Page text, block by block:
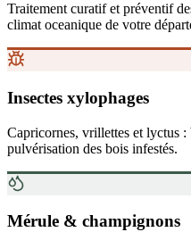
Traitement curatif et préventif
climat oceanique de votre
Insectes xylophages
Capricornes, vrillettes et lyctus
pulvérisation des bois infestés.
Mérule & champignons